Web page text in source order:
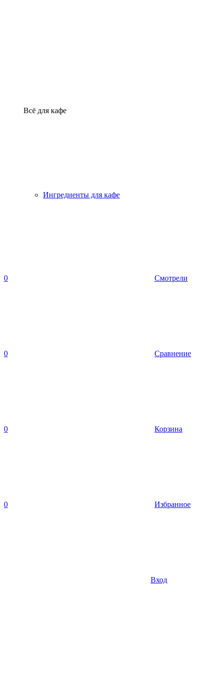
Всё для кафе
Ингредиенты для кафе
0 Смотрели
0 Сравнение
0 Корзина
0 Избранное
Вход